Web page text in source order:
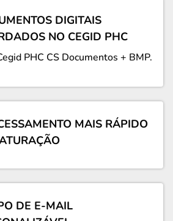
DIGITAIS
NO CEGID PHC
PHC CS Documentos + BMP.
MAIS RÁPIDO
DE E-MAIL